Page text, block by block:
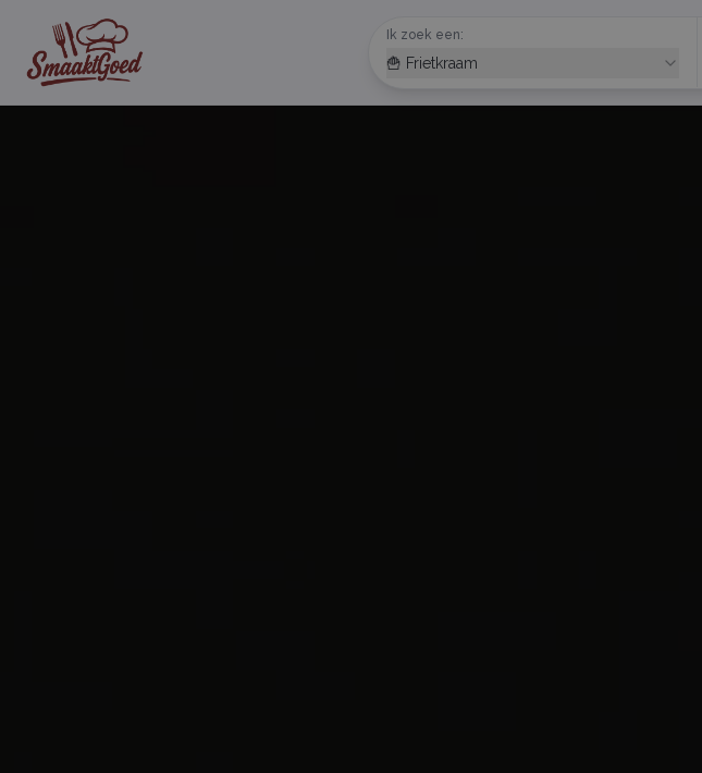
Ik zoek een:
🍟 Frietkraam